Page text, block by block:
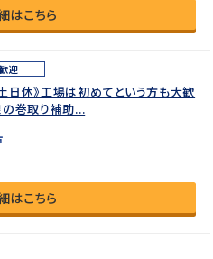
はこちら
迎
日休》工場は初めてという方も大歓
巻取り補助...
はこちら